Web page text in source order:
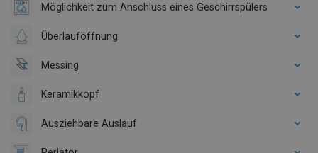
Möglichkeit zum Anschluss eines Geschirrspülers
Überlauföffnung
Messing
Keramikkopf
Ausziehbare Auslauf